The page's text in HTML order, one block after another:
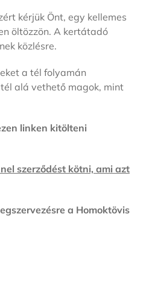
kérjük Önt, egy kellemes
öltözzön. A kertátadó
közlésre.
a tél folyamán
alá vethető magok, mint
linken kitölteni
szerződést kötni, ami azt
a Homoktövis